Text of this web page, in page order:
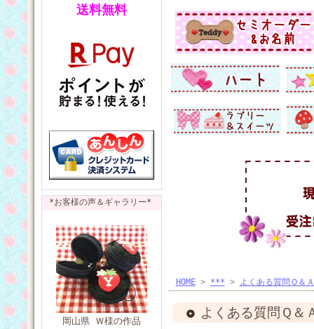
送料無料
*お客様の声＆ギャラリー*
岡山県 Ｗ様の作品
HOME> *** > よくある質問Ｑ＆Ａ
よくある質問Ｑ＆